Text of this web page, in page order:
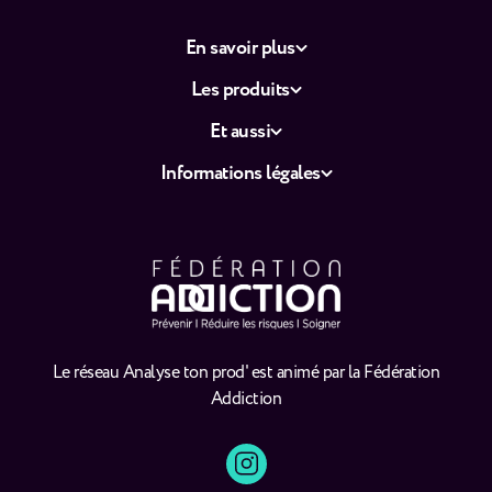
Le réseau Analyse ton prod' est animé par la Fédération
Addiction
En savoir plus
Les produits
Et aussi
Informations légales